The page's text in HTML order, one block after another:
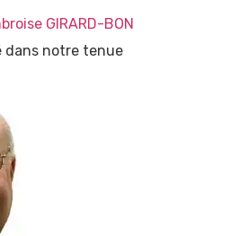
GIRARD-BON
dans notre tenue